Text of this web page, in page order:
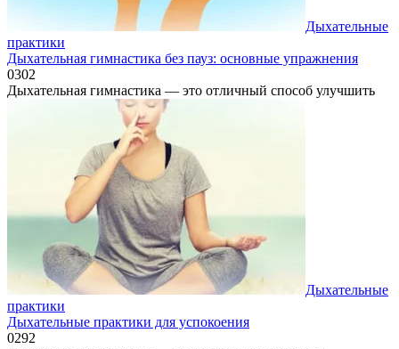
Дыхательные
практики
Дыхательная гимнастика без пауз: основные упражнения
0302
Дыхательная гимнастика — это отличный способ улучшить
Дыхательные
практики
Дыхательные практики для успокоения
0292